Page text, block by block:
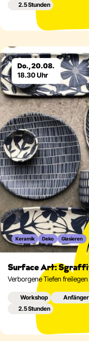
2.5 Stunden
Do., 20.08.
18.30 Uhr
Keramik Deko Glasieren
Surface Art:
Verborgene Tiefen
Workshop Anfänger
2.5 Stunden